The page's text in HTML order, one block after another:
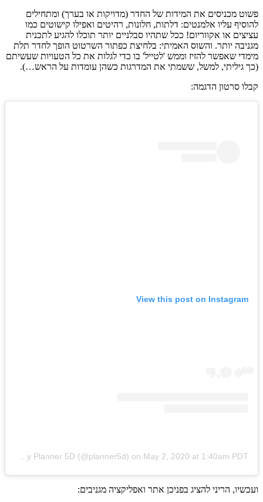
פשוט מכניסים את המידות של החדר (מדויקות או בערך) ומתחילים
להוסיף עליו אלמנטים: דלתות, חלונות, רהיטים ואפילו קישוטים כמו
עציצים או אקווריום! ככל שתהיו סבלניים יותר תוכלו להגיע לתכנית
מגניבה יותר. והשוס האמיתי: בלחיצת כפתור השרטוט הופך לחדר תלת
מימדי שאפשר להזיז וממש 'לטייל' בו כדי לגלות את כל הטעויות שעשיתם
(כך גיליתי, למשל, ששמתי את המדרגות כשהן עומדות על הראש…).
קבלו סרטון הדגמה:
View this post on Instagram
on May 2, 2020 at 1:40am PDT
ועכשיו, הריני להציג בפניכן אתר ואפליקציה מגניבים: